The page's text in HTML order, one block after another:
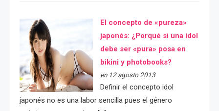
El concepto de «pureza»
japonés: ¿Porqué si una idol
debe ser «pura» posa en
bikini y photobooks?
en 12 agosto 2013
Definir el concepto idol
japonés no es una labor sencilla pues el género